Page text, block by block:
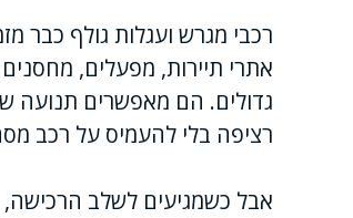
רכבי מגרש ועגלות גולף כבר
אתרי תיירות, מפעלים,
גדולים. הם מאפשרים תנועה
רציפה בלי להעמיס על רכב
אבל כשמגיעים לשלב